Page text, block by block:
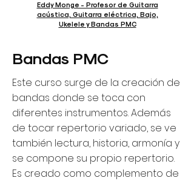
Eddy Monge - Profesor de Guitarra
acústica, Guitarra eléctrica, Bajo,
Ukelele y Bandas PMC
Bandas PMC
Este curso surge de la creación de
bandas donde se toca con
diferentes instrumentos. Además
de tocar repertorio variado, se ve
también lectura, historia, armonía y
se compone su propio repertorio.
Es creado como complemento de